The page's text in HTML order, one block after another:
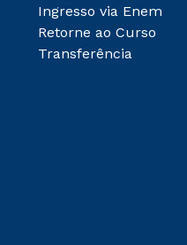
Ingresso via Enem
Retorne ao Curso
Transferência